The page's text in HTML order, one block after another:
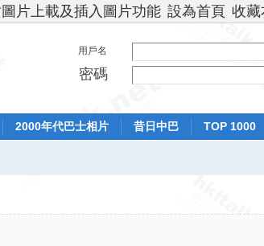
片上載及插入圖片功能 設為首頁 收
用戶名
密碼
2000年代巴士相片 昔日中巴 TOP 1000